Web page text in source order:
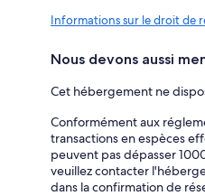
Informations sur le droit de
Nous devons aussi
Cet hébergement ne
Conformément aux
transactions en espèces
peuvent pas dépasser
veuillez contacter
dans la confirmation de